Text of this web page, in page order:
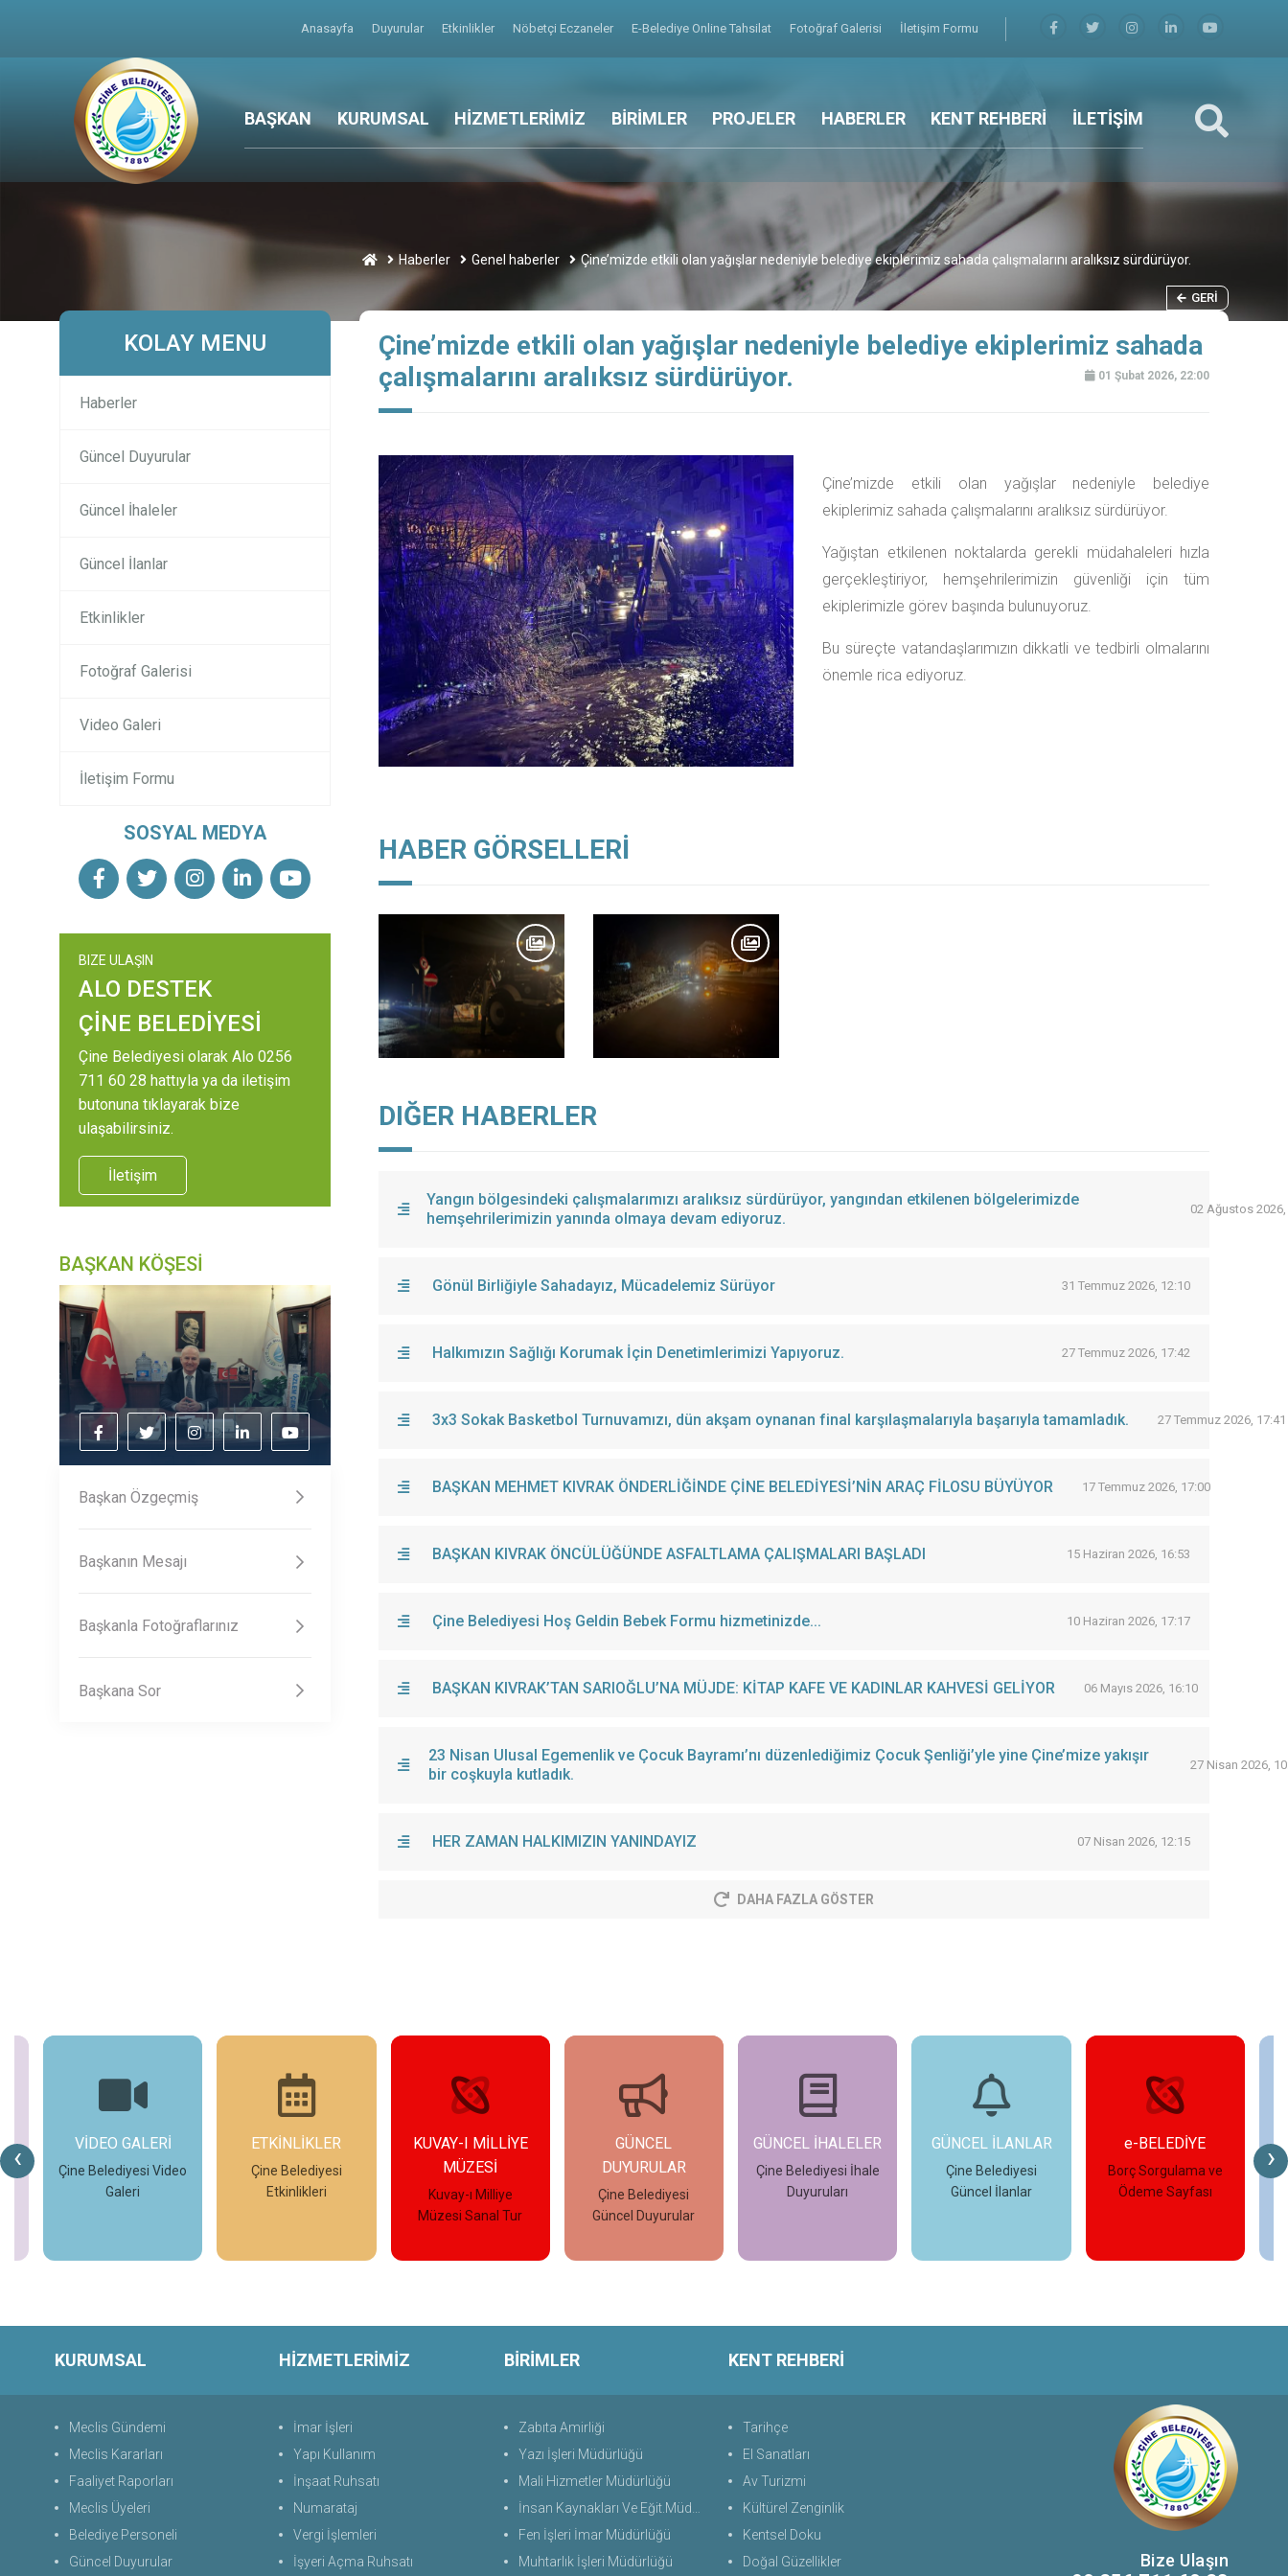
Anasayfa Duyurular Etkinlikler Nöbetçi Eczaneler E-Belediye Online Tahsilat Fotoğraf Galerisi İletişim Formu
BAŞKAN KURUMSAL HİZMETLERİMİZ BİRİMLER PROJELER HABERLER KENT REHBERİ İLETİŞİM
Haberler Genel haberler Çine’mizde etkili olan yağışlar nedeniyle belediye ekiplerimiz sahada çalışmalarını aralıksız sürdürüyor.
GERI
KOLAY MENU
Haberler
Güncel Duyurular
Güncel İhaleler
Güncel İlanlar
Etkinlikler
Fotoğraf Galerisi
Video Galeri
İletişim Formu
SOSYAL MEDYA
BIZE ULAŞIN
ALO DESTEK
ÇİNE BELEDİYESİ
Çine Belediyesi olarak Alo 0256
711 60 28 hattıyla ya da iletişim
butonuna tıklayarak bize
ulaşabilirsiniz.
İletişim
BAŞKAN KÖŞESİ
Başkan Özgeçmiş
Başkanın Mesajı
Başkanla Fotoğraflarınız
Başkana Sor
Çine’mizde etkili olan yağışlar nedeniyle belediye ekiplerimiz sahada
çalışmalarını aralıksız sürdürüyor.
01 Şubat 2026, 22:00
Çine’mizde etkili olan yağışlar nedeniyle belediye
ekiplerimiz sahada çalışmalarını aralıksız sürdürüyor.
Yağıştan etkilenen noktalarda gerekli müdahaleleri hızla
gerçekleştiriyor, hemşehrilerimizin güvenliği için tüm
ekiplerimizle görev başında bulunuyoruz.
Bu süreçte vatandaşlarımızın dikkatli ve tedbirli olmalarını
önemle rica ediyoruz.
HABER GÖRSELLERİ
DIĞER HABERLER
Yangın bölgesindeki çalışmalarımızı aralıksız sürdürüyor, yangından etkilenen bölgelerimizde
hemşehrilerimizin yanında olmaya devam ediyoruz.
02 Ağustos 2026,
Gönül Birliğiyle Sahadayız, Mücadelemiz Sürüyor 31 Temmuz 2026, 12:10
Halkımızın Sağlığı Korumak İçin Denetimlerimizi Yapıyoruz. 27 Temmuz 2026, 17:42
3x3 Sokak Basketbol Turnuvamızı, dün akşam oynanan final karşılaşmalarıyla başarıyla tamamladık. 27 Temmuz 2026, 17:41
BAŞKAN MEHMET KIVRAK ÖNDERLİĞİNDE ÇİNE BELEDİYESİ’NİN ARAÇ FİLOSU BÜYÜYOR 17 Temmuz 2026, 17:00
BAŞKAN KIVRAK ÖNCÜLÜĞÜNDE ASFALTLAMA ÇALIŞMALARI BAŞLADI 15 Haziran 2026, 16:53
Çine Belediyesi Hoş Geldin Bebek Formu hizmetinizde... 10 Haziran 2026, 17:17
BAŞKAN KIVRAK’TAN SARIOĞLU’NA MÜJDE: KİTAP KAFE VE KADINLAR KAHVESİ GELİYOR 06 Mayıs 2026, 16:10
23 Nisan Ulusal Egemenlik ve Çocuk Bayramı’nı düzenlediğimiz Çocuk Şenliği’yle yine Çine’mize yakışır
bir coşkuyla kutladık.
27 Nisan 2026,
HER ZAMAN HALKIMIZIN YANINDAYIZ 07 Nisan 2026, 12:15
DAHA FAZLA GÖSTER
‹ ›
ETKİNLİKLER
Çine Belediyesi
Etkinlikleri
KUVAY-I MİLLİYE
MÜZESİ
Kuvay-ı Milliye
GÜNCEL
DUYURULAR
Çine Belediyesi
Güncel Duyurular
GÜNCEL İHALELER
Çine Belediyesi İhale
Duyuruları
İncele
GÜNCEL İLANLAR
Çine Belediyesi
Güncel İlanlar
e-BELEDİYE
Borç Sorgulama ve
Ödeme Sayfası
FOTO GALERİ
Çine Belediyesi
Fotoğraf Galerisi
KURUMSAL
Meclis Gündemi
Meclis Kararları
Faaliyet Raporları
Meclis Üyeleri
Belediye Personeli
Güncel Duyurular
HİZMETLERİMİZ
İmar İşleri
Yapı Kullanım
İnşaat Ruhsatı
Numarataj
Vergi İşlemleri
İşyeri Açma Ruhsatı
BİRİMLER
Zabıta Amirliği
Yazı İşleri Müdürlüğü
Mali Hizmetler Müdürlüğü
İnsan Kaynakları Ve Eğit.Müdürlüğü
Fen İşleri İmar Müdürlüğü
Muhtarlık İşleri Müdürlüğü
KENT REHBERİ
Tarihçe
El Sanatları
Av Turizmi
Kültürel Zenginlik
Kentsel Doku
Doğal Güzellikler
Bize Ulaşın